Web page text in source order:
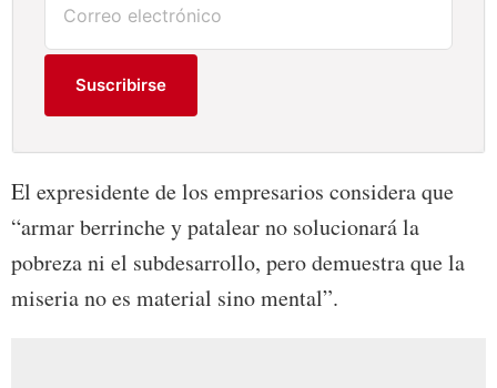
Suscribirse
El expresidente de los empresarios considera que
“armar berrinche y patalear no solucionará la
pobreza ni el subdesarrollo, pero demuestra que la
miseria no es material sino mental”.